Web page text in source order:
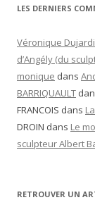
LES DERNIERS
Véronique
d’Angély (du
monique dans
BARRIQUAULT
FRANCOIS dans
DROIN dans Le
sculpteur Albert
RETROUVER UN